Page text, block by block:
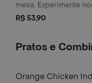
mesa. Experimente
Yakisoba tradicional:
molho.
R$ 53,90
Pratos e
Orange Chicken